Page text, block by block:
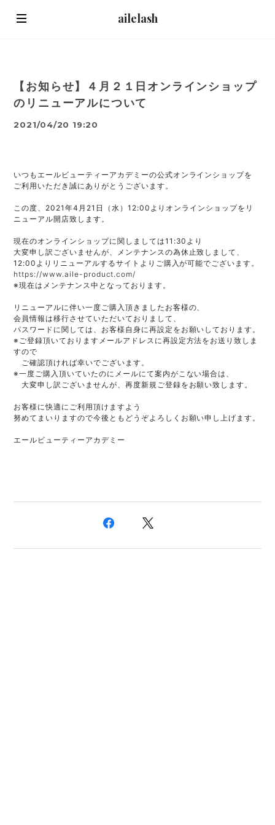
ailelash
【お知らせ】４月２１日オンラインショップ
のリニューアルについて
2021/04/20 19:20
いつもエールビューティーアカデミーの公式オンラインショップを
ご利用いただき誠にありがとうございます。
この度、2021年4月21日（水）12:00よりオンラインショップをリ
ニューアル開店致します。
現在のオンラインショップに関しましては11:30より
大変申し訳ございませんが、メンテナンスの為休止致しまして、
https://www.aile-product.com/
※現在はメンテナンス中となっております。
リニューアルに伴い一度ご購入頂きましたお客様の、
会員情報は移行させていただいておりまして、
パスワードに関しては、お客様自身に再設定をお願いしております。
※ご登録頂いておりますメールアドレスに再設定方法をお送り致しま
すので
ご確認頂ければ幸いでございます。
※一度ご購入頂いていたのにメールにて案内がこない場合は、
大変申し訳ございませんが、再度新規ご登録をお願い致します。
お客様に快適にご利用頂けますよう
努めてまいりますので今後ともどうぞよろしくお願い申し上げます。
エールビューティーアカデミー